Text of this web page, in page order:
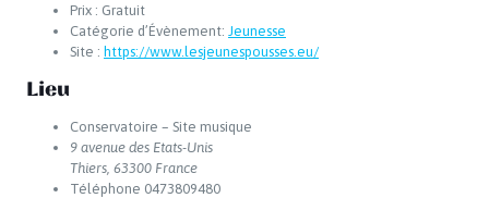
Prix : Gratuit
Catégorie d’Évènement: Jeunesse
Site : https://www.lesjeunespousses.eu/
Lieu
Conservatoire – Site musique
9 avenue des Etats-Unis
Thiers 63300 France
Téléphone 0473809480